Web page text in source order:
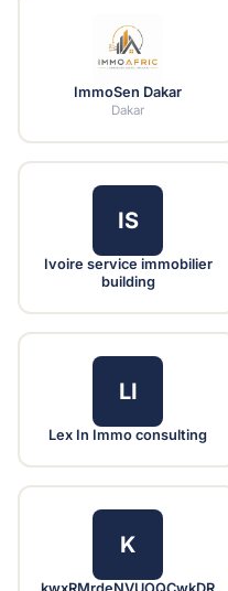
ImmoSen Dakar
Dakar
IS
Ivoire service immobilier
building
LI
Lex In Immo consulting
K